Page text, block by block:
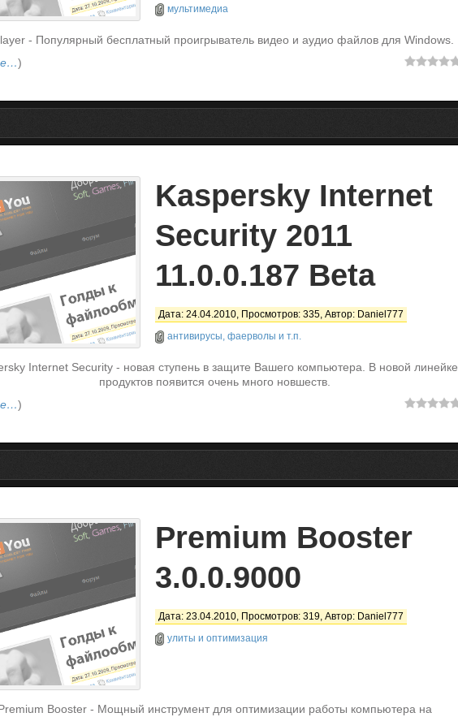
мультимедиа
- Популярный бесплатный проигрыватель видео и аудио файлов для Windows.
)
Kaspersky Internet
Security 2011
11.0.0.187 Beta
Дата: 24.04.2010, Просмотров: 335, Автор: Daniel777
антивирусы, фаерволы и т.п.
Internet Security - новая ступень в защите Вашего компьютера. В новой линейке
продуктов появится очень много новшеств.
)
Premium Booster
3.0.0.9000
Дата: 23.04.2010, Просмотров: 319, Автор: Daniel777
улиты и оптимизация
Booster - Мощный инструмент для оптимизации работы компьютера на